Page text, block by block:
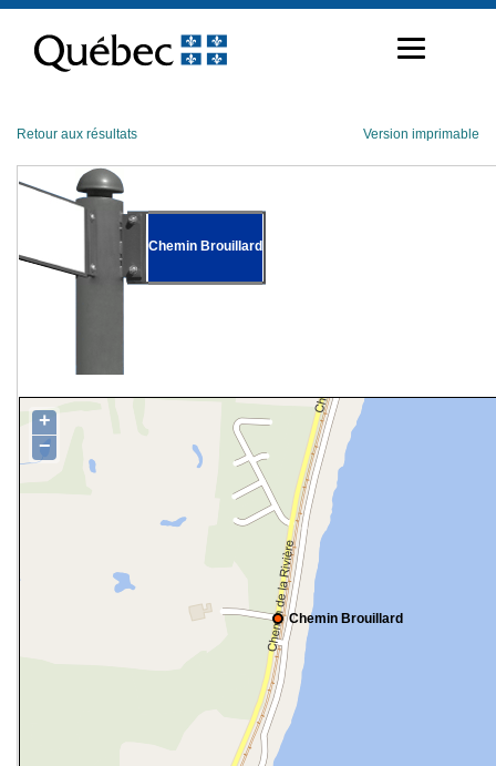
contenu
Retour aux résultats Version imprimable
Chemin Brouillard
Chemin Brouillard
+
−